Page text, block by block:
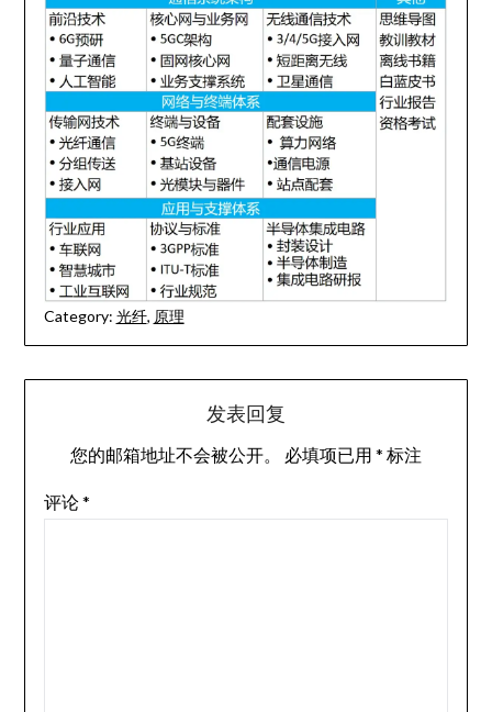
Category: 光纤, 原理
发表回复
您的邮箱地址不会被公开。 必填项已用 * 标注
评论*